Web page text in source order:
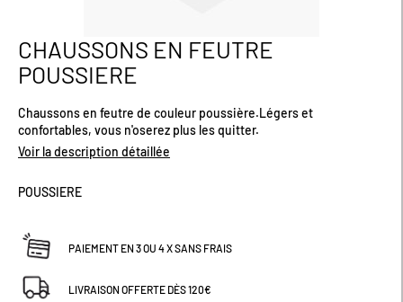
Passer
au
début
la
Galerie
d’images
CHAUSSONS EN FEUTRE
POUSSIERE
Chaussons en feutre de couleur poussière.Légers et
confortables, vous n'oserez plus les quitter.
Voir la description détaillée
POUSSIERE
PAIEMENT EN 3 OU 4 X SANS FRAIS
LIVRAISON OFFERTE DÈS 120€